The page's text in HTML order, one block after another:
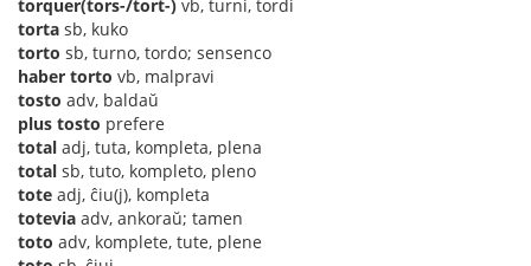
torquer(tors-/tort-) vb, turni, tordi
torta sb, kuko
torto sb, turno, tordo; sensenco
haber torto vb, malpravi
tosto adv, baldaŭ
plus tosto prefere
total adj, tuta, kompleta, plena
total sb, tuto, kompleto, pleno
tote adj, ĉiu(j), kompleta
totevia adv, ankoraŭ; tamen
toto adv, komplete, tute, plene